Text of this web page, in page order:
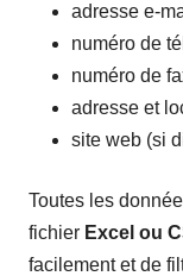
adresse e-
numéro de
numéro de
adresse et
site web (si
Toutes les
fichier Excel ou
facilement et de